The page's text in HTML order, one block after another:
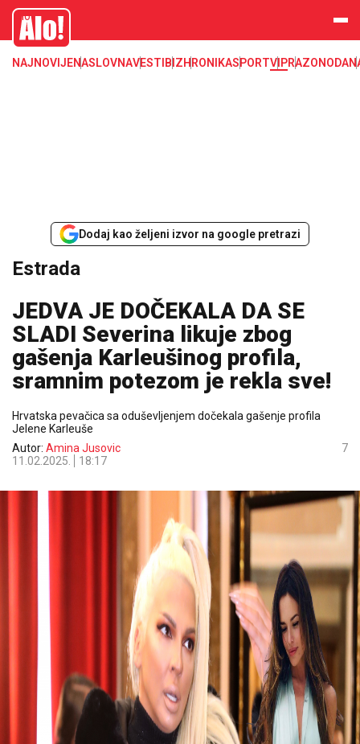
Estrada, poznati, VIP
Alo
NAJNOVIJENASLOVNAVESTI BIZHRONIKASPORTVIPRAZONODA
Dodaj kao željeni izvor na google pretrazi
Estrada
JEDVA JE DOČEKALA DA SE
SLADI Severina likuje zbog
gašenja Karleušinog profila,
sramnim potezom je rekla sve!
Hrvatska pevačica sa oduševljenjem dočekala gašenje profila
Jelene Karleuše
Autor: Amina Jusovic
11.02.2025.
18:17
7